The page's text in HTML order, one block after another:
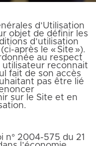
d’Utilisation
objet de définir les
d’utilisation
(ci-après le « Site »).
au respect
utilisateur reconnait
fait de son accès
pas être lié
sur le Site et en
n° 2004-575 du 21